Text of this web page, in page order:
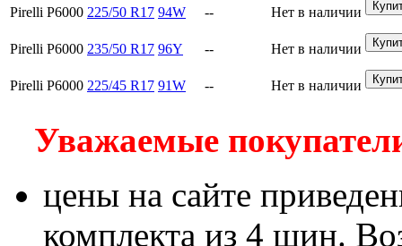
Pirelli P6000 225/50 R17 94W -- Нет в наличии
Pirelli P6000 235/50 R17 96Y -- Нет в наличии
Pirelli P6000 225/45 R17 91W -- Нет в наличии
Уважаемые
цены на сайте
комплекта из 4 шин.